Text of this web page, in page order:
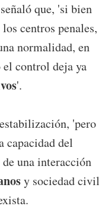
que, 'si bien
centros penales,
normalidad, en
control deja ya
'.
'pero
capacidad del
una interacción
y sociedad civil